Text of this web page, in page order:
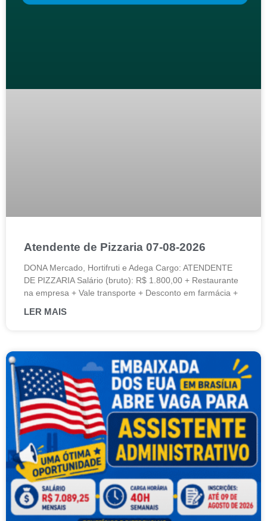
Atendente de Pizzaria 07-08-2026
DONA Mercado, Hortifruti e Adega Cargo: ATENDENTE
DE PIZZARIA Salário (bruto): R$ 1.800,00 + Restaurante
na empresa + Vale transporte + Desconto em farmácia +
LER MAIS